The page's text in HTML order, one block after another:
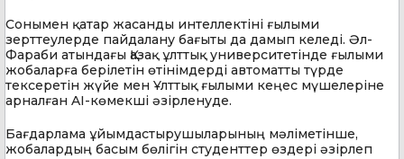
Сонымен қатар жасанды интеллектіні ғылыми
зерттеулерде пайдалану бағыты да дамып келеді. Әл-
Фараби атындағы Қазақ ұлттық университетінде ғылыми
жобаларға берілетін өтінімдерді автоматты түрде
тексеретін жүйе мен Ұлттық ғылыми кеңес мүшелеріне
арналған AI-көмекші әзірленуде.
Бағдарлама ұйымдастырушыларының мәліметінше,
жобалардың басым бөлігін студенттер өздері әзірлеп